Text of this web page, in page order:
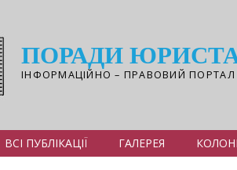
ПОРАДИ
ІНФОРМАЦІЙНО – ПРАВОВИЙ ПОРТАЛ
ВСІ ПУБЛІКАЦІЇ ГАЛЕРЕЯ